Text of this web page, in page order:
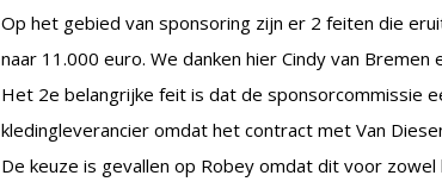
Op het gebied van sponsoring zijn er 2 feiten die
naar 11.000 euro. We danken hier Cindy van Bremen
Het 2e belangrijke feit is dat de sponsorcommissie
kledingleverancier omdat het contract met Van
De keuze is gevallen op Robey omdat dit voor